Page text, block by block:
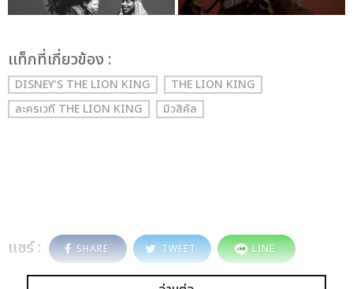
เเท็กที่เกี่ยวข้อง :
DISNEY’S THE LION KING
THE LION KING
ละครเวที THE LION KING
มิวสิคัล
แชร์ : SHARE TWEET LINE